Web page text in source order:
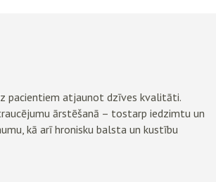
pacientiem atjaunot dzīves kvalitāti.
ārstēšanā – tostarp iedzimtu un
kā arī hronisku balsta un kustību